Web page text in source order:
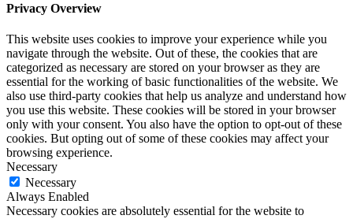
Privacy Overview
This website uses cookies to improve your experience while you
navigate through the website. Out of these, the cookies that are
categorized as necessary are stored on your browser as they are
essential for the working of basic functionalities of the website. We
also use third-party cookies that help us analyze and understand how
you use this website. These cookies will be stored in your browser
only with your consent. You also have the option to opt-out of these
cookies. But opting out of some of these cookies may affect your
browsing experience.
Necessary
Necessary
Always Enabled
Necessary cookies are absolutely essential for the website to